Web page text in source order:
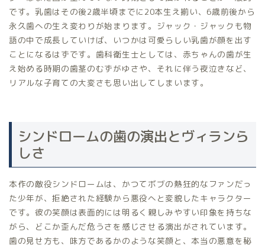
です。乳歯はその後2歳半頃までに20本生え揃い、6歳前後から
永久歯への生え変わりが始まります。ジャック・ジャックも物
語の中で成長していけば、いつかは可愛らしい乳歯が顔を出す
ことになるはずです。歯科衛生士としては、赤ちゃんの歯が生
え始める時期の歯茎のむずがゆさや、それに伴う夜泣きなど、
リアルな子育ての大変さも思い出してしまいます。
シンドロームの歯の演出とヴィランら
しさ
本作の敵役シンドロームは、かつてボブの熱狂的なファンだっ
た少年が、拒絶された経験から悪役へと変貌したキャラクター
です。彼の笑顔は表面的には明るく親しみやすい印象を持ちな
がら、どこか歪んだ危うさを感じさせる演出がされています。
歯の見せ方も、味方であるかのような笑顔と、本当の悪意を秘